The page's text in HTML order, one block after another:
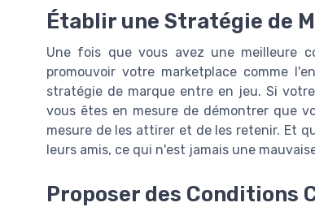
Établir une Stratégie de
Une fois que vous avez une meilleure
promouvoir votre marketplace comme
stratégie de marque entre en jeu. Si
vous êtes en mesure de démontrer que
mesure de les attirer et de les retenir. Et
leurs amis, ce qui n'est jamais une
Proposer des Conditions